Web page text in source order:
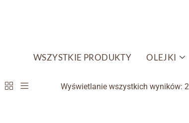
WSZYSTKIE PRODUKTY OLEJKI
Wyświetlanie wszystkich wyników: 2